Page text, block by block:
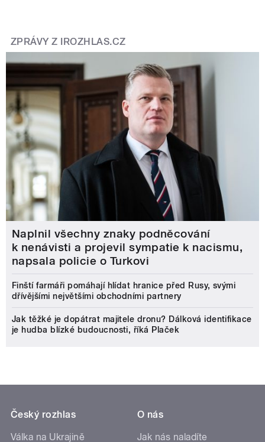
ZPRÁVY Z IROZHLAS.CZ
Naplnil všechny znaky podněcování
k nenávisti a projevil sympatie k nacismu,
napsala policie o Turkovi
Finští farmáři pomáhají hlídat hranice před Rusy, svými
dřívějšími největšími obchodními partnery
Jak těžké je dopátrat majitele dronu? Dálková identifikace
je hudba blízké budoucnosti, říká Plaček
Český rozhlas
Válka na Ukrajině
O nás
Jak nás naladíte